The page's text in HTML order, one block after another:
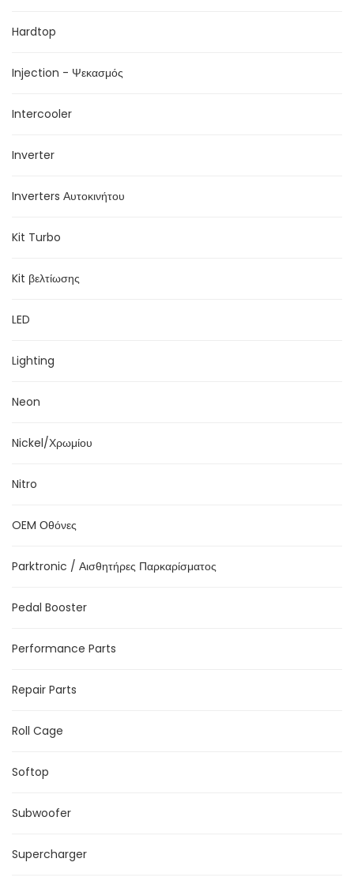
Hardtop
Injection - Ψεκασμός
Intercooler
Inverter
Inverters Αυτοκινήτου
Kit Turbo
Kit βελτίωσης
LED
Lighting
Neon
Nickel/Χρωμίου
Nitro
OEM Οθόνες
Parktronic / Αισθητήρες Παρκαρίσματος
Pedal Booster
Performance Parts
Repair Parts
Roll Cage
Softop
Subwoofer
Supercharger